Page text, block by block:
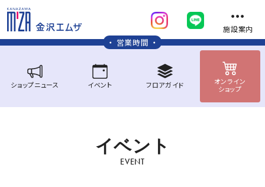
施設案内
営業時間
ショップニュース イベント フロアガイド
オンライン
ショップ
イベン ト
EVENT